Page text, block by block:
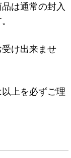
は通常の封入
け出来ませ
上を必ずご理